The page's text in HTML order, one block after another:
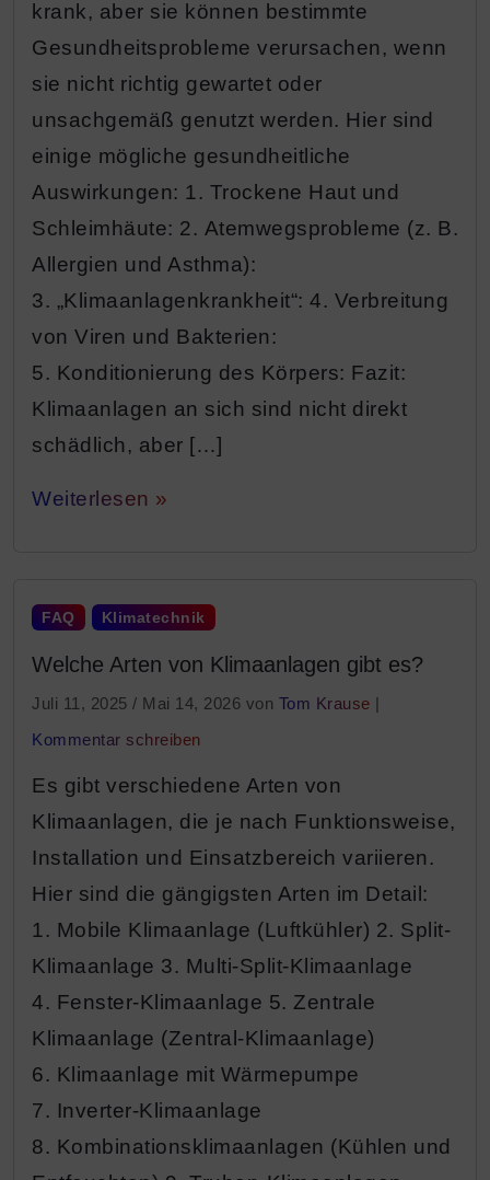
krank, aber sie können bestimmte
Gesundheitsprobleme verursachen, wenn
sie nicht richtig gewartet oder
unsachgemäß genutzt werden. Hier sind
einige mögliche gesundheitliche
Auswirkungen: 1. Trockene Haut und
Schleimhäute: 2. Atemwegsprobleme (z. B.
Allergien und Asthma):
3. „Klimaanlagenkrankheit“: 4. Verbreitung
von Viren und Bakterien:
5. Konditionierung des Körpers: Fazit:
Klimaanlagen an sich sind nicht direkt
schädlich, aber […]
Weiterlesen »
FAQ Klimatechnik
Welche Arten von Klimaanlagen gibt es?
Juli 11, 2025 / Mai 14, 2026 von Tom Krause
Kommentar schreiben
Es gibt verschiedene Arten von
Klimaanlagen, die je nach Funktionsweise,
Installation und Einsatzbereich variieren.
Hier sind die gängigsten Arten im Detail:
1. Mobile Klimaanlage (Luftkühler) 2. Split-
Klimaanlage 3. Multi-Split-Klimaanlage
4. Fenster-Klimaanlage 5. Zentrale
Klimaanlage (Zentral-Klimaanlage)
6. Klimaanlage mit Wärmepumpe
7. Inverter-Klimaanlage
8. Kombinationsklimaanlagen (Kühlen und